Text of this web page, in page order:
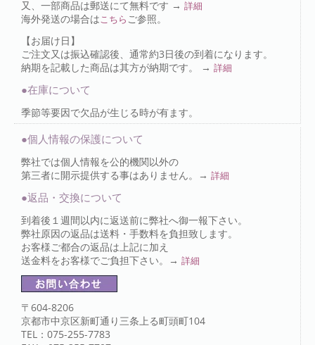
又、一部商品は郵送にて無料です → 詳細
海外発送の場合はこちら ご参照。
【お届け日】
ご注文又は振込確認後、通常約3日後の到着になります。
納期を記載した商品は其方が納期です。 → 詳細
●在庫について
季節等要因で欠品が生じる時が有ます。
●個人情報の保護について
弊社では個人情報を公的機関以外の
第三者に開示提供する事はありません。→ 詳細
●返品・交換について
到着後１週間以内に返送前に弊社へ御一報下さい。
弊社原因の返品は送料・手数料を負担致します。
お客様ご都合の返品は上記に加え
送金料をお客様でご負担下さい。→ 詳細
〒604-8206
京都市中京区新町通り三条上る町頭町104
TEL：075-255-7783